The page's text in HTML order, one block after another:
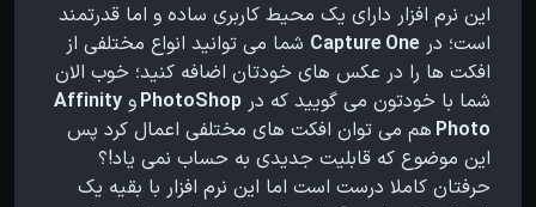
این نرم افزار دارای یک محیط کاربری ساده و اما قدرتمند
است؛ در Capture One شما می توانید انواع مختلفی از
افکت ها را در عکس های خودتان اضافه کنید؛ خوب الان
شما با خودتون می گویید که در PhotoShopو Affinity
Photo هم می توان افکت های مختلفی اعمال کرد پس
این موضوع که قابلیت جدیدی به حساب نمی یاد!؟
حرفتان کاملا درست است اما این نرم افزار با بقیه یک